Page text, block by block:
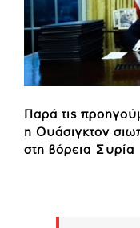
Παρά τις
η Ουάσιγκτον
στη βόρεια Συρία